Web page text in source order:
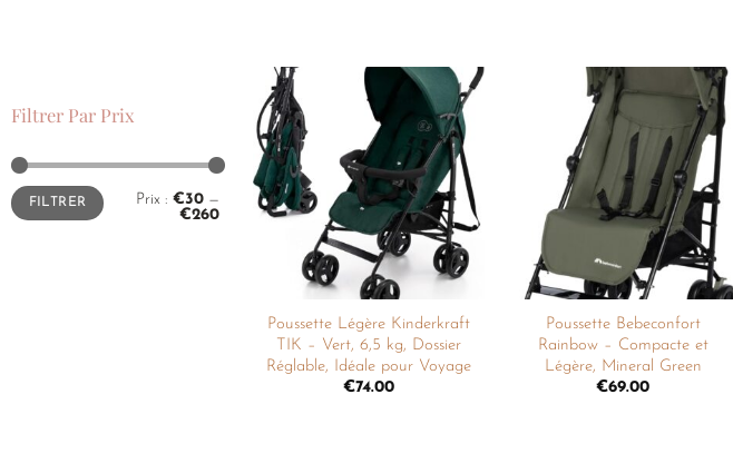
Filtrer Par Prix
FILTRER Prix : €30 —
€260
Ajouter
à la
liste de
souhaits
Poussette Légère Kinderkraft
TIK – Vert, 6,5 kg, Dossier
Réglable, Idéale pour Voyage
€74.00
Ajouter
à la
liste de
souhaits
Poussette Bebeconfort
Rainbow – Compacte et
Légère, Mineral Green
€69.00